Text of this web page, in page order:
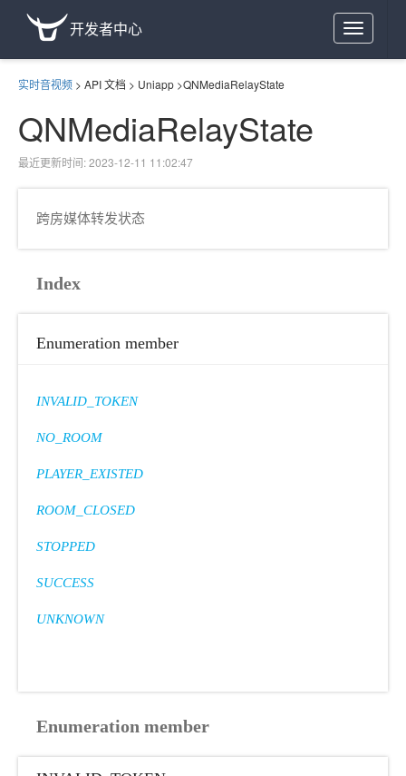
Toggle
navigation
开发者中心
实时音视频 > API 文档 > Uniapp >QNMediaRelayState
QNMediaRelayState
最近更新时间: 2023-12-11 11:02:47
跨房媒体转发状态
Index
Enumeration member
INVALID_TOKEN
NO_ROOM
PLAYER_EXISTED
ROOM_CLOSED
STOPPED
SUCCESS
UNKNOWN
Enumeration member